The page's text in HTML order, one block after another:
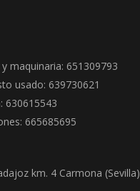
maquinaria: 651309793
usado: 639730621
630615543
665685695
km. 4 Carmona (Sevilla)